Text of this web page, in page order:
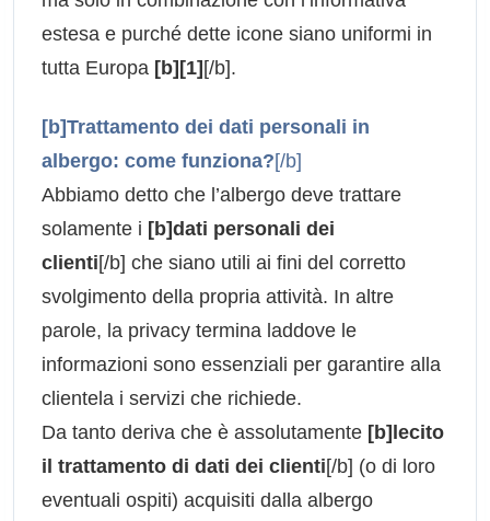
estesa e purché dette icone siano uniformi in
tutta Europa [b][1][/b].
[b]Trattamento dei dati personali in
albergo: come funziona?[/b]
Abbiamo detto che l’albergo deve trattare
solamente i [b]dati personali dei
clienti[/b] che siano utili ai fini del corretto
svolgimento della propria attività. In altre
parole, la privacy termina laddove le
informazioni sono essenziali per garantire alla
clientela i servizi che richiede.
Da tanto deriva che è assolutamente [b]lecito
il trattamento di dati dei clienti[/b] (o di loro
eventuali ospiti) acquisiti dalla albergo